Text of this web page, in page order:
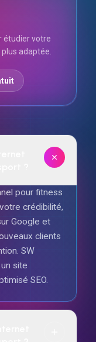
étudier votre
adaptée.
pour fitness
crédibilité,
Google et
clients
SW
site
SEO.